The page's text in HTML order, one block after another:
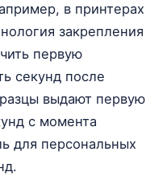
в принтерах
закрепления
первую
секунд после
выдают первую
с момента
для персональных